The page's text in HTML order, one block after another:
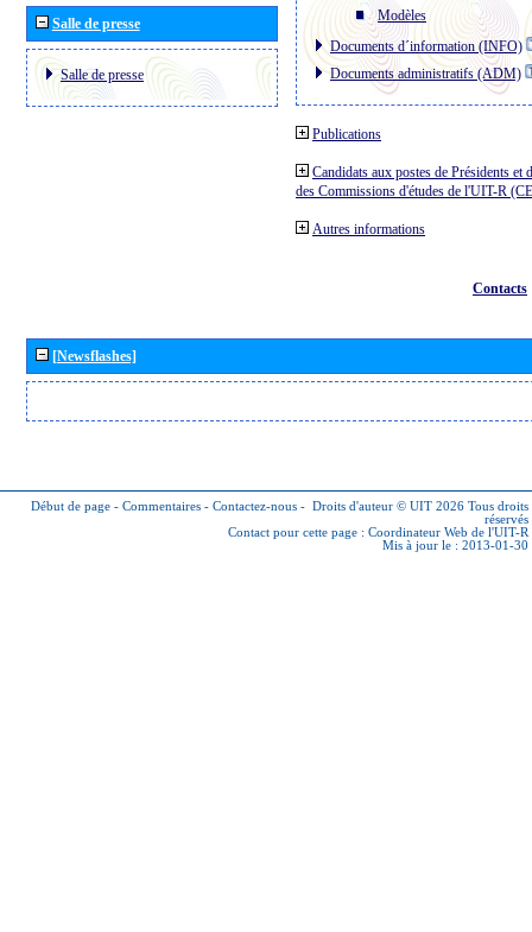
Salle de presse
Salle de presse
Modèles
Documents d´information (INFO)
Documents administratifs (ADM)
Publications
Candidats aux postes de Présidents et
des Commissions d'études de l'UIT-R
Autres informations
Contacts
[Newsflashes]
Début de page - Commentaires - Contactez-nous - Droits d'auteur © UIT 2026 Tous droits
réservés
Contact pour cette page : Coordinateur Web de l'UIT-R
Mis à jour le : 2013-01-30